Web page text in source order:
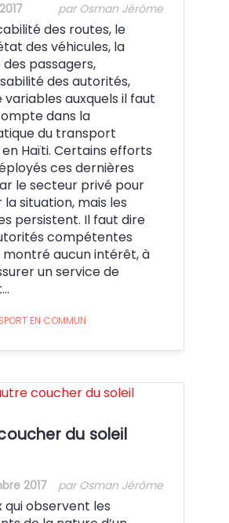
par Osman Jérôme
des routes, le
des véhicules, la
passagers,
des autorités,
auxquels il faut
dans la
du transport
Haïti. Certains efforts
ces dernières
le secteur privé pour
situation, mais les
persistent. Il faut dire
compétentes
montré aucun intérêt, à
un service de
EN COMMUN
Crédit:
du soleil
2017 par Osman Jérôme
qui observent les